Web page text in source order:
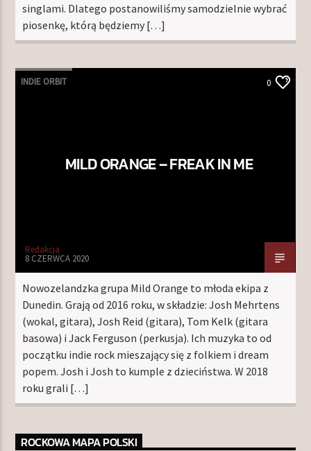
singlami. Dlatego postanowiliśmy samodzielnie wybrać
piosenkę, którą będziemy […]
INDIE ORBIT 0
MILD ORANGE – FREAK IN ME
Redakcja
8 CZERWCA 2020
Nowozelandzka grupa Mild Orange to młoda ekipa z
Dunedin. Grają od 2016 roku, w składzie: Josh Mehrtens
(wokal, gitara), Josh Reid (gitara), Tom Kelk (gitara
basowa) i Jack Ferguson (perkusja). Ich muzyka to od
początku indie rock mieszający się z folkiem i dream
popem. Josh i Josh to kumple z dzieciństwa. W 2018
roku grali […]
ROCKOWA MAPA POLSKI